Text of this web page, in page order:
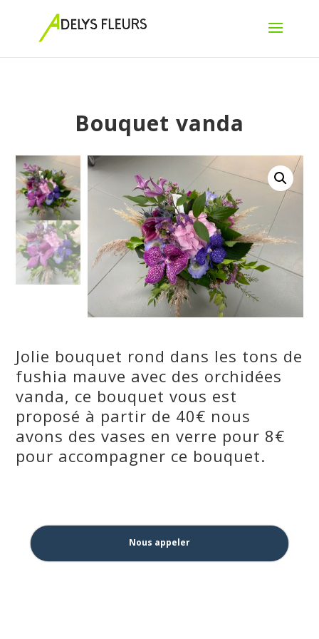
Bouquet vanda
Jolie bouquet rond dans les tons de
fushia mauve avec des orchidées
vanda, ce bouquet vous est
proposé à partir de 40€ nous
avons des vases en verre pour 8€
pour accompagner ce bouquet.
Nous appeler